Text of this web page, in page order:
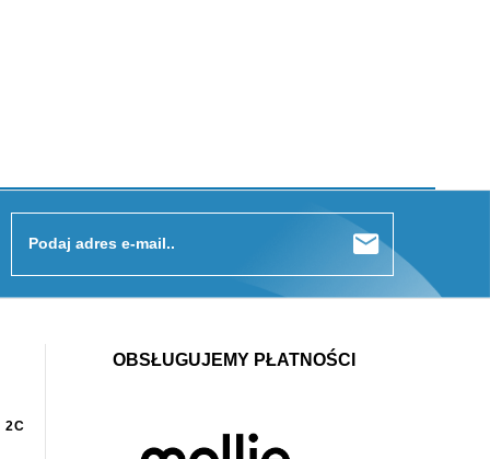
Podaj adres e-mail..
2C
OBSŁUGUJEMY PŁATNOŚCI